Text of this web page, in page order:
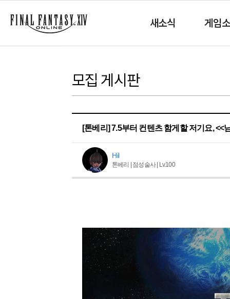
새소식 게임
모집 게시판
[톤베리] 7.5부터 컨텐츠 함게할 저기요, <<
Hil
톤베리 | 점성술사 | Lv.100